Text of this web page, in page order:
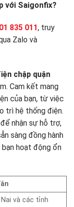
với Saigonfix?
835 011, truy
Zalo và
chập quận
Cam kết mang
của bạn, từ việc
trì hệ thống điện.
để nhận sự hỗ trợ,
sàng đồng hành
hoạt động ổn
và các tỉnh